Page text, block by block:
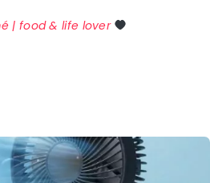
| food & life lover